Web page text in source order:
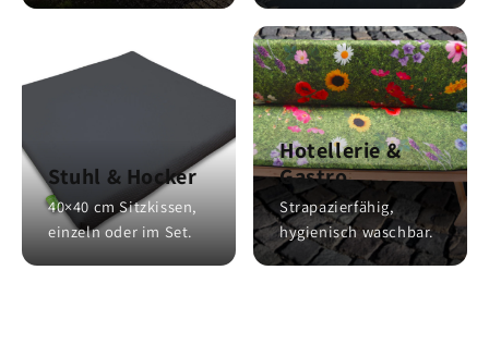
Stuhl & Hocker
40×40 cm Sitzkissen,
einzeln oder im Set.
Hotellerie &
Gastro
Strapazierfähig,
hygienisch waschbar.